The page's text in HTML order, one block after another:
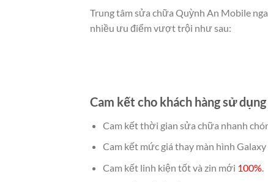
Trung tâm sửa chữa Quỳnh An Mobile
nhiều ưu điểm vượt trội như sau:
Cam kết cho khách hàng sử
Cam kết thời gian sửa chữa nhanh
Cam kết mức giá thay màn hình
Cam kết linh kiện tốt và zin mới 100%